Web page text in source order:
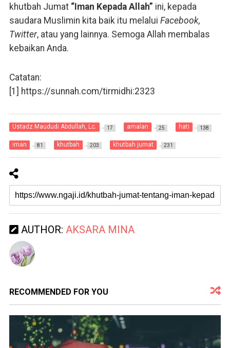
khutbah Jumat “Iman Kepada Allah” ini, kepada
saudara Muslimin kita baik itu melalui Facebook,
Twitter, atau yang lainnya. Semoga Allah membalas
kebaikan Anda.
Catatan:
[1] https://sunnah.com/tirmidhi:2323
Ustadz Maududi Abdullah, Lc. 17 amalan 25 hati 138
iman 81 khutbah 203 khutbah jumat 231
AUTHOR: AKSARA MINA
RECOMMENDED FOR YOU